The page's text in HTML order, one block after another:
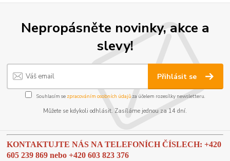
Nepropásněte novinky, akce a
slevy!
Přihlásit se
Souhlasím se zpracováním osobních údajůza účelem rozesílky newsletteru.
Můžete se kdykoli odhlásit. Zasíláme jednou za 14 dní.
KONTAKTUJTE NÁS NA TELEFONÍCH ČÍSLECH: +420
605 239 869 nebo+420 603 823 376